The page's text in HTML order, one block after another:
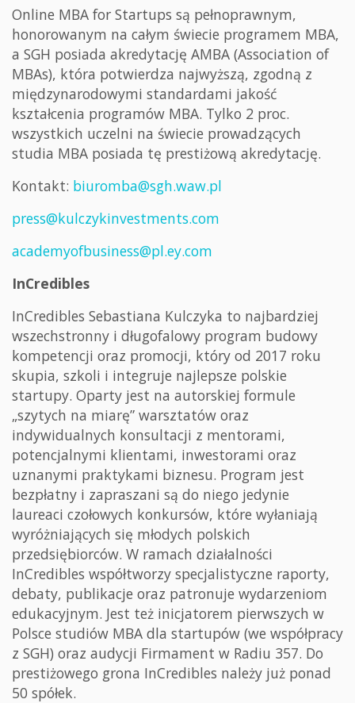
Online MBA for Startups są pełnoprawnym,
honorowanym na całym świecie programem MBA,
a SGH posiada akredytację AMBA (Association of
MBAs), która potwierdza najwyższą, zgodną z
międzynarodowymi standardami jakość
kształcenia programów MBA. Tylko 2 proc.
wszystkich uczelni na świecie prowadzących
studia MBA posiada tę prestiżową akredytację.
Kontakt: biuromba@sgh.waw.pl
press@kulczykinvestments.com
academyofbusiness@pl.ey.com
InCredibles
InCredibles Sebastiana Kulczyka to najbardziej
wszechstronny i długofalowy program budowy
kompetencji oraz promocji, który od 2017 roku
skupia, szkoli i integruje najlepsze polskie
startupy. Oparty jest na autorskiej formule
„szytych na miarę” warsztatów oraz
indywidualnych konsultacji z mentorami,
potencjalnymi klientami, inwestorami oraz
uznanymi praktykami biznesu. Program jest
bezpłatny i zapraszani są do niego jedynie
laureaci czołowych konkursów, które wyłaniają
wyróżniających się młodych polskich
przedsiębiorców. W ramach działalności
InCredibles współtworzy specjalistyczne raporty,
debaty, publikacje oraz patronuje wydarzeniom
edukacyjnym. Jest też inicjatorem pierwszych w
Polsce studiów MBA dla startupów (we współpracy
z SGH) oraz audycji Firmament w Radiu 357. Do
prestiżowego grona InCredibles należy już ponad
50 spółek.